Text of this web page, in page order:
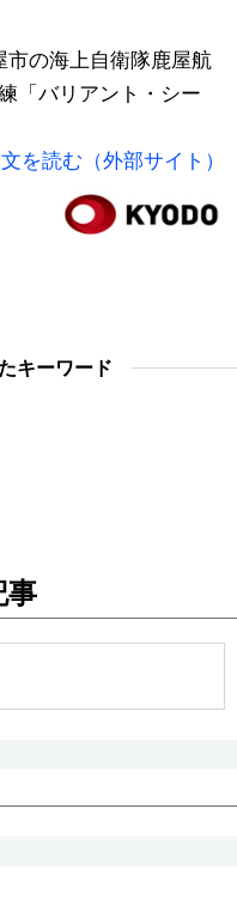
の海上自衛隊鹿屋航
「バリアント・シー
を読む（外部サイト）
キーワード
事